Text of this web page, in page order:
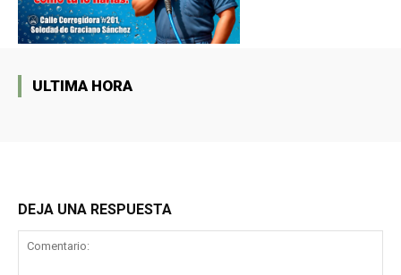
ULTIMA HORA
DEJA UNA RESPUESTA